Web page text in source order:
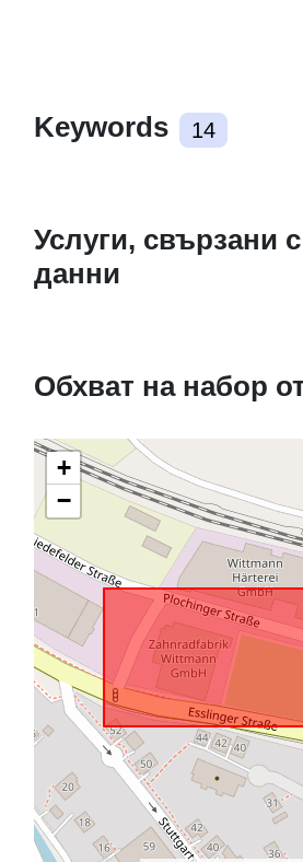
Keywords 14
Услуги, свързани с
данни
Обхват на набор
+
−